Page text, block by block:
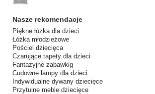
Nasze rekomendacje
Piękne łóżka dla dzieci
Łóżka młodzieżowe
Pościel dziecięca
Czarujące tapety dla dzieci
Fantazyjne zabawkig
Cudowne lampy dla dzieci
Indywidualne dywany dziecięce
Przytulne meble dziecięce